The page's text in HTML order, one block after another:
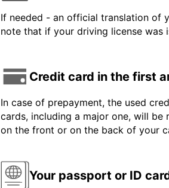
If needed - an official translation of
note that if your driving license was
Credit card in the first
In case of prepayment, the used
cards, including a major one, will be
on the front or on the back of your
Your passport or ID